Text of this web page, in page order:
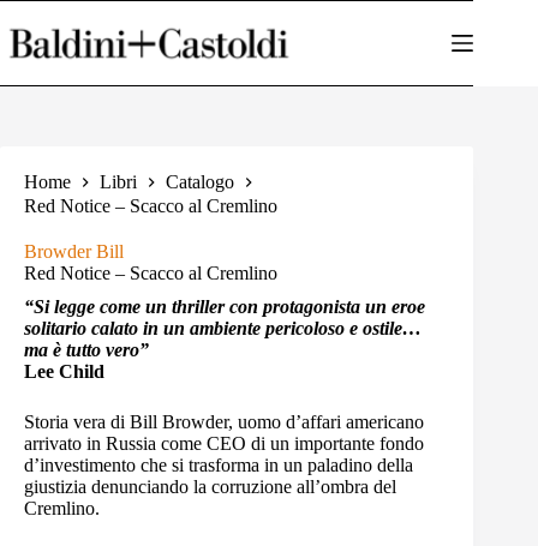
al
contenuto
Home Libri
Catalogo
Red Notice – Scacco al Cremlino
Browder Bill
Red Notice – Scacco al Cremlino
“Si legge come un thriller con protagonista un eroe
solitario calato in un ambiente pericoloso e ostile…
ma è tutto vero”
Lee Child
Storia vera di Bill Browder, uomo d’affari americano
arrivato in Russia come CEO di un importante fondo
d’investimento che si trasforma in un paladino della
giustizia denunciando la corruzione all’ombra del
Cremlino.